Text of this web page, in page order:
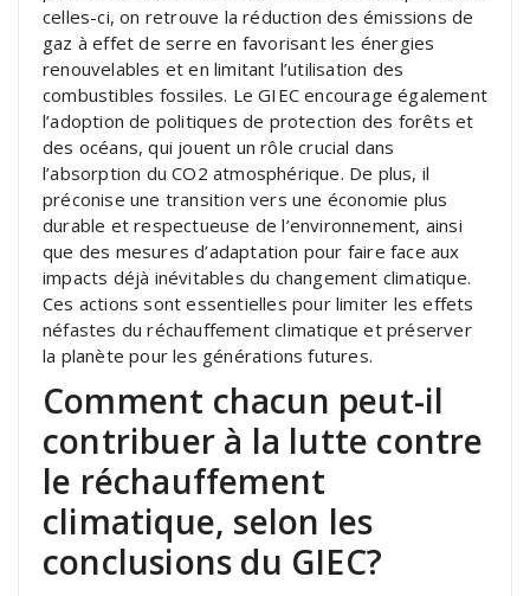
celles-ci, on retrouve la réduction des émissions de
gaz à effet de serre en favorisant les énergies
renouvelables et en limitant l’utilisation des
combustibles fossiles. Le GIEC encourage également
l’adoption de politiques de protection des forêts et
des océans, qui jouent un rôle crucial dans
l’absorption du CO2 atmosphérique. De plus, il
préconise une transition vers une économie plus
durable et respectueuse de l’environnement, ainsi
que des mesures d’adaptation pour faire face aux
impacts déjà inévitables du changement climatique.
Ces actions sont essentielles pour limiter les effets
néfastes du réchauffement climatique et préserver
la planète pour les générations futures.
Comment chacun peut-il
contribuer à la lutte contre
le réchauffement
climatique, selon les
conclusions du GIEC?